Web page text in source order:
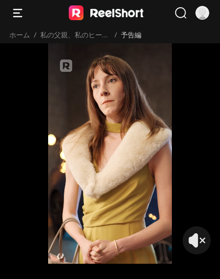
ホーム / 私の父親、私のヒーロ
/ 予告編